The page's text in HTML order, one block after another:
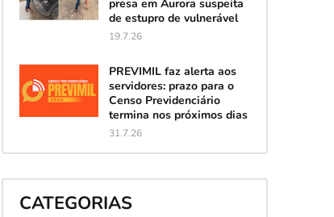
presa em Aurora suspeita
de estupro de vulnerável
19.7.26
PREVIMIL faz alerta aos
servidores: prazo para o
Censo Previdenciário
termina nos próximos dias
31.7.26
CATEGORIAS